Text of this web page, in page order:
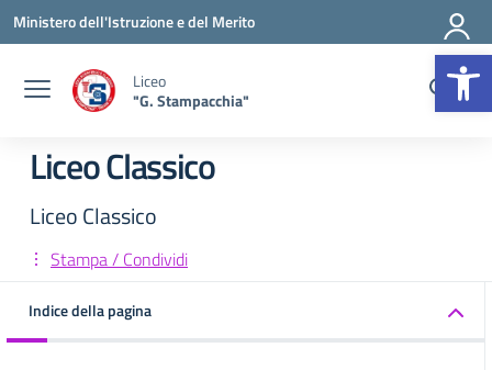
Vai ai contenuti
Vai al menu di navigazione
Vai al footer
Ministero dell'Istruzione e del Merito
Liceo
"G. Stampacchia"
Liceo Classico
Liceo Classico
Stampa / Condividi
Indice della pagina